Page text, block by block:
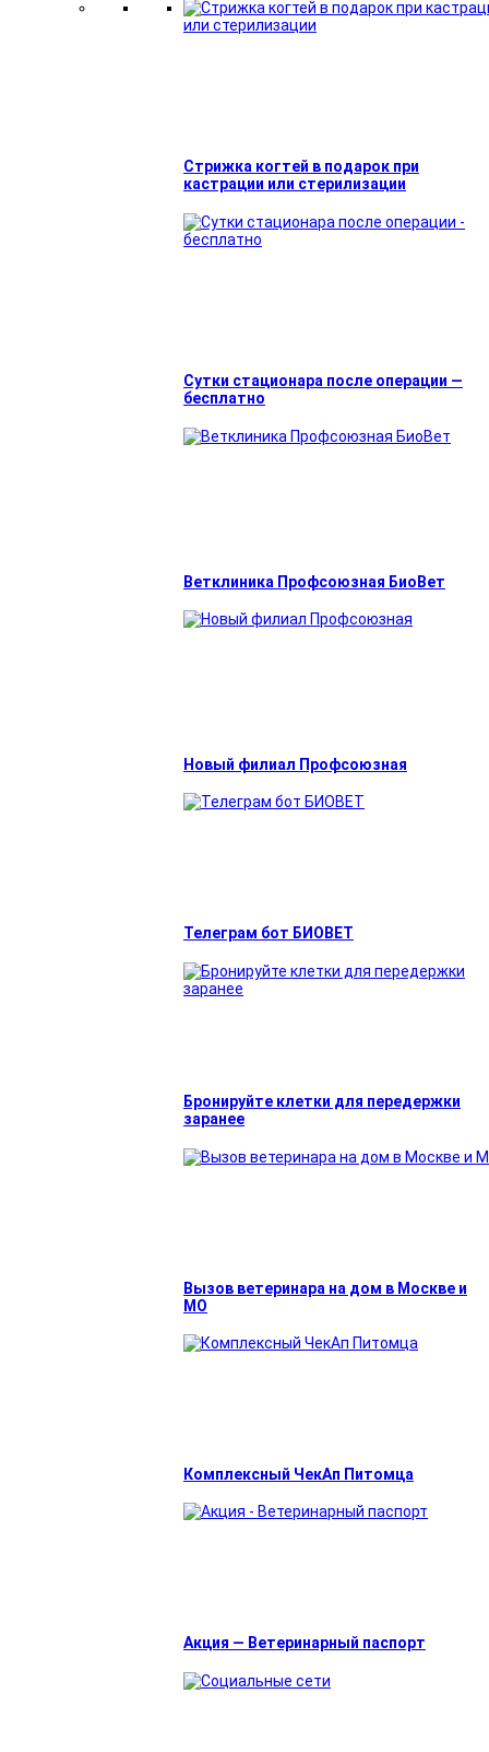
Стрижка когтей в подарок при
кастрации или стерилизации
Сутки стационара после операции —
бесплатно
Ветклиника Профсоюзная БиоВет
Новый филиал Профсоюзная
Телеграм бот БИОВЕТ
Бронируйте клетки для передержки
заранее
Вызов ветеринара на дом в Москве и
МО
Комплексный ЧекАп Питомца
Акция — Ветеринарный паспорт